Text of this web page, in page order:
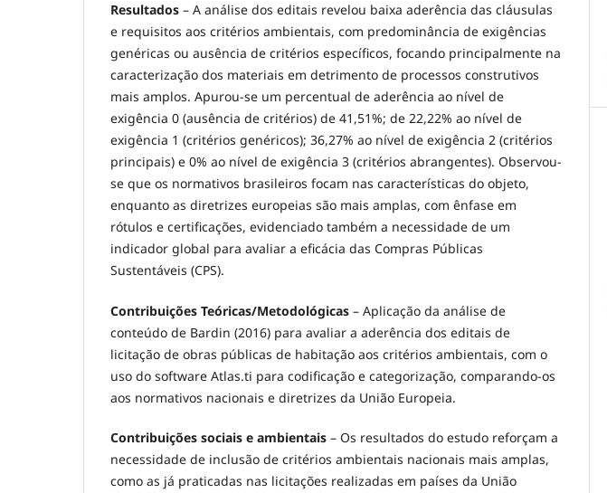
Resultados – A análise dos editais revelou baixa aderência das cláusulas
e requisitos aos critérios ambientais, com predominância de exigências
genéricas ou ausência de critérios específicos, focando principalmente na
caracterização dos materiais em detrimento de processos construtivos
mais amplos. Apurou-se um percentual de aderência ao nível de
exigência 0 (ausência de critérios) de 41,51%; de 22,22% ao nível de
exigência 1 (critérios genéricos); 36,27% ao nível de exigência 2 (critérios
principais) e 0% ao nível de exigência 3 (critérios abrangentes). Observou-
se que os normativos brasileiros focam nas características do objeto,
enquanto as diretrizes europeias são mais amplas, com ênfase em
rótulos e certificações, evidenciado também a necessidade de um
indicador global para avaliar a eficácia das Compras Públicas
Sustentáveis (CPS).
Contribuições Teóricas/Metodológicas – Aplicação da análise de
conteúdo de Bardin (2016) para avaliar a aderência dos editais de
licitação de obras públicas de habitação aos critérios ambientais, com o
uso do software Atlas.ti para codificação e categorização, comparando-os
aos normativos nacionais e diretrizes da União Europeia.
Contribuições sociais e ambientais – Os resultados do estudo reforçam a
necessidade de inclusão de critérios ambientais nacionais mais amplas,
como as já praticadas nas licitações realizadas em países da União